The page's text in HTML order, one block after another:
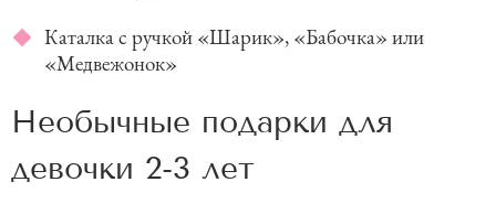
Каталка с ручкой «Шарик», «Бабочка» или
«Медвежонок»
Необычные подарки для
девочки 2-3 лет